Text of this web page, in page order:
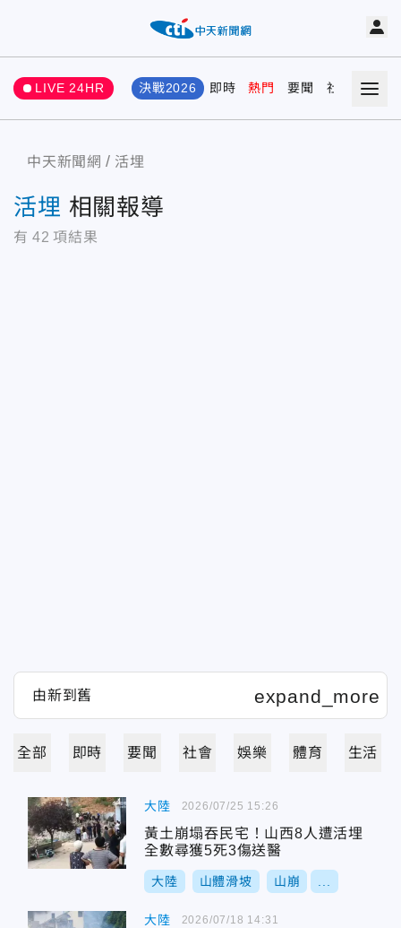
LIVE 24HR 決戰2026 即時 熱門 要聞 社會 娛樂
中天新聞網 活埋
活埋 相關報導
有 42 項結果
全部 即時 要聞 社會 娛樂 體育 生活
大陸
黃土崩塌吞民宅！山西8人遭活埋
全數尋獲5死3傷送醫
大陸 山體滑坡 山崩
2026/07/25 15:26
大陸 2026/07/18 14:31